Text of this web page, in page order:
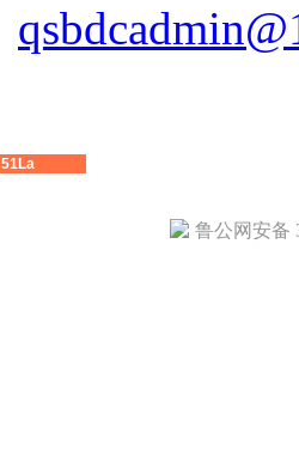
51La
鲁公网安备